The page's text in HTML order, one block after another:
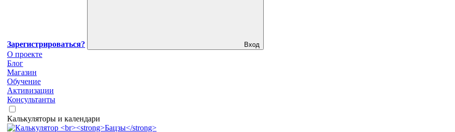
Зарегистрироваться? Вход
О проекте
Блог
Магазин
Обучение
Активизации
Консультанты
Калькуляторы и календари